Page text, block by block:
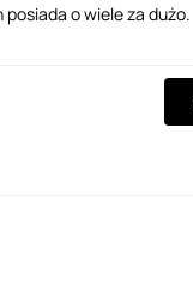
o wiele za dużo.